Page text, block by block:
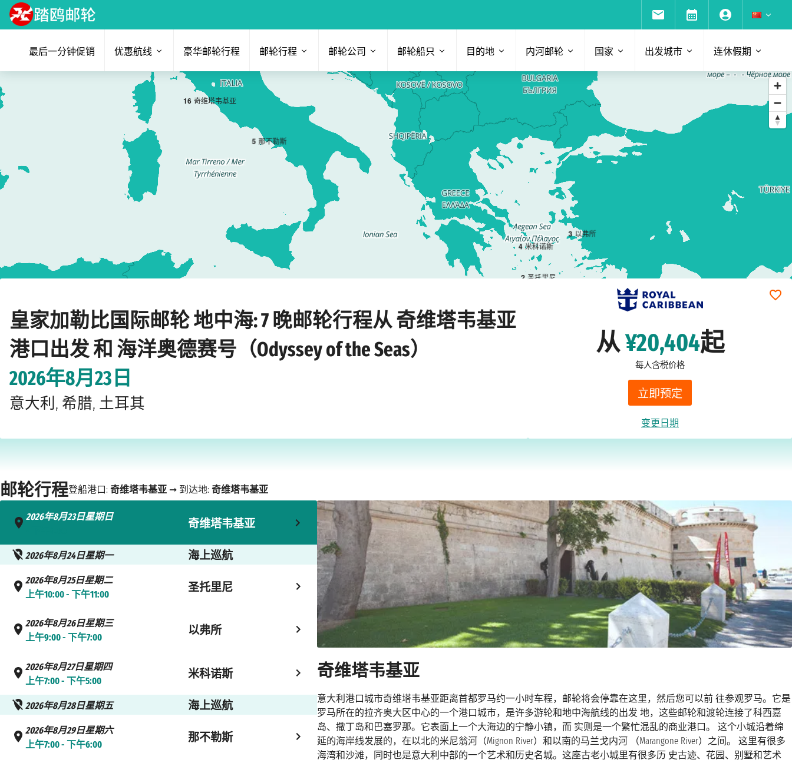
最后一分钟促销 优惠航线 豪华邮轮行程 邮轮行程 邮轮公司 邮轮船只 目的地 内河邮轮 国家 出发城市 连休假期
16 奇维塔韦基亚
2 圣托里尼
3 以弗所
4 米科诺斯
5 那不勒斯
皇家加勒比国际邮轮 地中海: 7 晚邮轮行程从 奇维塔韦基亚
港口出发 和 海洋奥德赛号（Odyssey of the Seas）
2026年8月23日
意大利, 希腊, 土耳其
从¥20,404起
每人含税价格
立即预定
变更日期
邮轮行程登船港口: 奇维塔韦基亚 ➞ 到达地: 奇维塔韦基亚
2026年8月23日星期日
奇维塔韦基亚
2026年8月24日星期一 海上巡航
2026年8月25日星期二
上午10:00 - 下午11:00
圣托里尼
2026年8月26日星期三
上午9:00 - 下午7:00
以弗所
2026年8月27日星期四
上午7:00 - 下午5:00
米科诺斯
2026年8月28日星期五 海上巡航
2026年8月29日星期六
上午7:00 - 下午6:00
那不勒斯
奇维塔韦基亚
意大利港口城市奇维塔韦基亚距离首都罗马约一小时车程，邮轮将会停靠在这里，然后您可以前 往参观罗马。它是
罗马所在的拉齐奥大区中心的一个港口城市，是许多游轮和地中海航线的出发 地，这些邮轮和渡轮连接了科西嘉
岛、撒丁岛和巴塞罗那。它表面上一个大海边的宁静小镇，而 实则是一个繁忙混乱的商业港口。 这个小城沿着绵
延的海岸线发展的，在以北的米尼翁河（Mignon River）和以南的马兰戈内河 （Marangone River）之间。 这里有很多
海湾和沙滩，同时也是意大利中部的一个艺术和历史名城。这座古老小城里有很多历 史古迹、花园、别墅和艺术